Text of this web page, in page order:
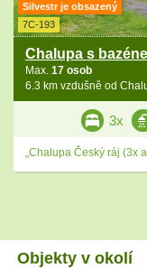
Silvestr je obsazený
7C-193
Chalupa s
Max. 17 osob
6.3 km vzdušně od
3x
„Chalupa Český ráj (3x
Objekty v okolí